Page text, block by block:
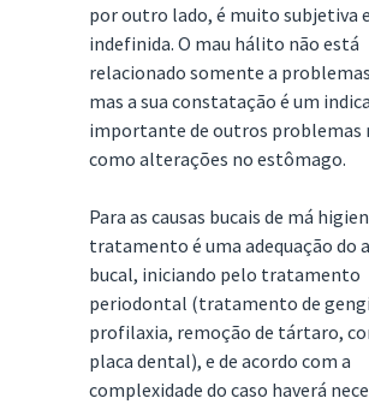
por outro lado, é muito subjetiva e
indefinida. O mau hálito não está
relacionado somente a
mas a sua constatação é um
importante de outros problemas
como alterações no estômago.
Para as causas bucais de má
tratamento é uma adequação do
bucal, iniciando pelo tratamento
periodontal (tratamento de
profilaxia, remoção de tártaro,
placa dental), e de acordo com a
complexidade do caso haverá